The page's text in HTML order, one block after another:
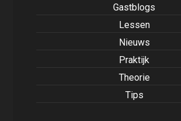
Gastblogs
Lessen
Nieuws
Praktijk
Theorie
Tips